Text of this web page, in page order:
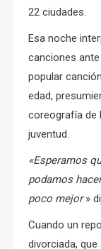
22 ciudades.
Esa noche
canciones
popular
edad,
coreografía de
juventud.
«Esperamos
podamos
poco mejor»
Cuando un
divorciada,